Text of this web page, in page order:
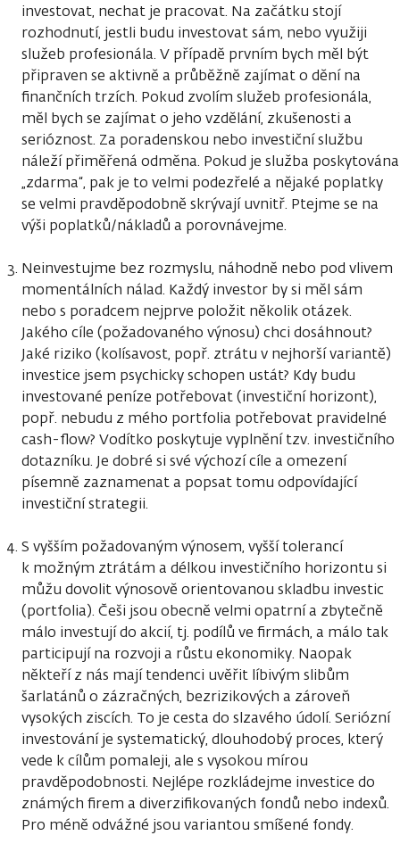
investovat, nechat je pracovat. Na začátku stojí
rozhodnutí, jestli budu investovat sám, nebo využiji
služeb profesionála. V případě prvním bych měl být
připraven se aktivně a průběžně zajímat o dění na
finančních trzích. Pokud zvolím služeb profesionála,
měl bych se zajímat o jeho vzdělání, zkušenosti a
serióznost. Za poradenskou nebo investiční službu
náleží přiměřená odměna. Pokud je služba poskytována
„zdarma“, pak je to velmi podezřelé a nějaké poplatky
se velmi pravděpodobně skrývají uvnitř. Ptejme se na
výši poplatků/nákladů a porovnávejme.
Neinvestujme bez rozmyslu, náhodně nebo pod vlivem
momentálních nálad. Každý investor by si měl sám
nebo s poradcem nejprve položit několik otázek.
Jakého cíle (požadovaného výnosu) chci dosáhnout?
Jaké riziko (kolísavost, popř. ztrátu v nejhorší variantě)
investice jsem psychicky schopen ustát? Kdy budu
investované peníze potřebovat (investiční horizont),
popř. nebudu z mého portfolia potřebovat pravidelné
cash-flow? Vodítko poskytuje vyplnění tzv. investičního
dotazníku. Je dobré si své výchozí cíle a omezení
písemně zaznamenat a popsat tomu odpovídající
investiční strategii.
S vyšším požadovaným výnosem, vyšší tolerancí
k možným ztrátám a délkou investičního horizontu si
můžu dovolit výnosově orientovanou skladbu investic
(portfolia). Češi jsou obecně velmi opatrní a zbytečně
málo investují do akcií, tj. podílů ve firmách, a málo tak
participují na rozvoji a růstu ekonomiky. Naopak
někteří z nás mají tendenci uvěřit líbivým slibům
šarlatánů o zázračných, bezrizikových a zároveň
vysokých ziscích. To je cesta do slzavého údolí. Seriózní
investování je systematický, dlouhodobý proces, který
vede k cílům pomaleji, ale s vysokou mírou
pravděpodobnosti. Nejlépe rozkládejme investice do
známých firem a diverzifikovaných fondů nebo indexů.
Pro méně odvážné jsou variantou smíšené fondy.